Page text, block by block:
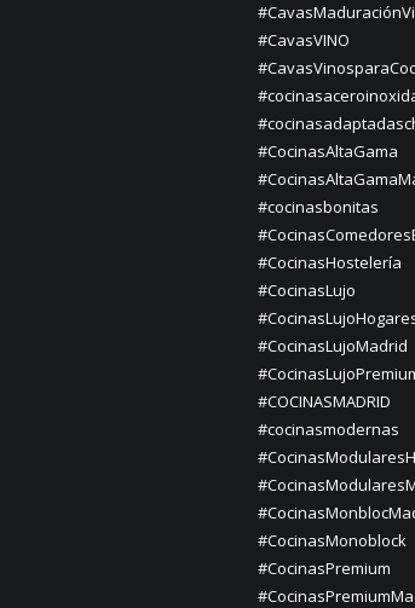
#CavasVINO
#CocinasAltaGama
#cocinasbonitas
#CocinasHostelería
#CocinasLujo
#CocinasLujoMadrid
#COCINASMADRID
#cocinasmodernas
#CocinasMonoblock
#CocinasPremium